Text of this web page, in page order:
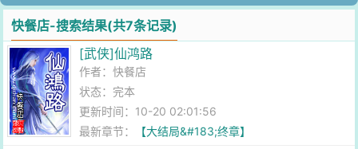
快餐店-搜索结果(共7条记录)
[武侠]仙鸿路
作者：快餐店
状态：完本
更新时间：10-20 02:01:56
最新章节：
【大结局&#183;终章】